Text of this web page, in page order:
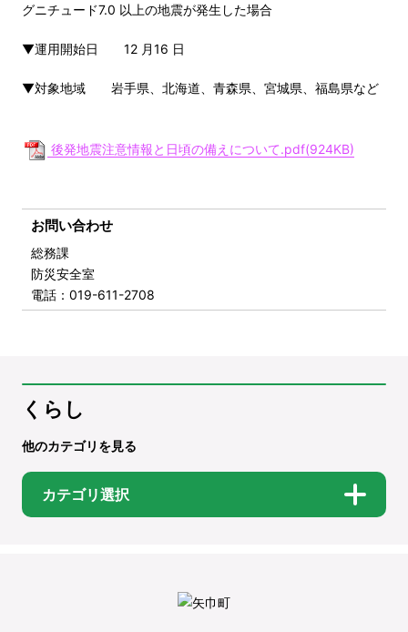
グニチュード7.0 以上の地震が発生した場合
▼運用開始日 12 月16 日
▼対象地域 岩手県、北海道、青森県、宮城県、福島県など
後発地震注意情報と日頃の備えについて.pdf(924KB)
お問い合わせ
総務課
防災安全室
電話 ：019-611-2708
くらし
他のカテゴリを見る
カテゴリ選択